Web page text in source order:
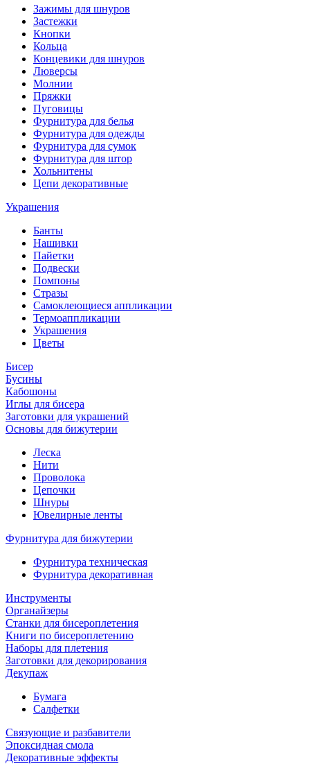
Зажимы для шнуров
Застежки
Кнопки
Кольца
Концевики для шнуров
Люверсы
Молнии
Пряжки
Пуговицы
Фурнитура для белья
Фурнитура для одежды
Фурнитура для сумок
Фурнитура для штор
Хольнитены
Цепи декоративные
Украшения
Банты
Нашивки
Пайетки
Подвески
Помпоны
Стразы
Самоклеющиеся аппликации
Термоаппликации
Украшения
Цветы
Бисер
Бусины
Кабошоны
Иглы для бисера
Заготовки для украшений
Основы для бижутерии
Леска
Нити
Проволока
Цепочки
Шнуры
Ювелирные ленты
Фурнитура для бижутерии
Фурнитура техническая
Фурнитура декоративная
Инструменты
Органайзеры
Станки для бисероплетения
Книги по бисероплетению
Наборы для плетения
Заготовки для декорирования
Декупаж
Бумага
Салфетки
Связующие и разбавители
Эпоксидная смола
Декоративные эффекты